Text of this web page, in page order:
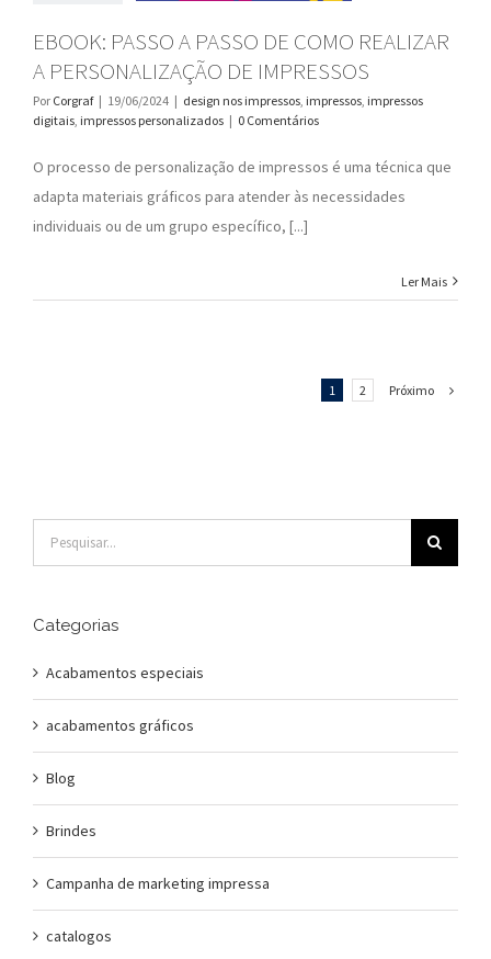
EBOOK: PASSO A PASSO DE COMO REALIZAR
A PERSONALIZAÇÃO DE IMPRESSOS
Por Corgraf | 19/06/2024 | design nos impressos impressos impressos
digitais impressos personalizados | 0 Comentários
O processo de personalização de impressos é uma técnica que
adapta materiais gráficos para atender às necessidades
individuais ou de um grupo específico, [...]
Ler Mais
1 2 Próximo
resultados
Categorias
Acabamentos especiais
acabamentos gráficos
Blog
Brindes
Campanha de marketing impressa
catalogos